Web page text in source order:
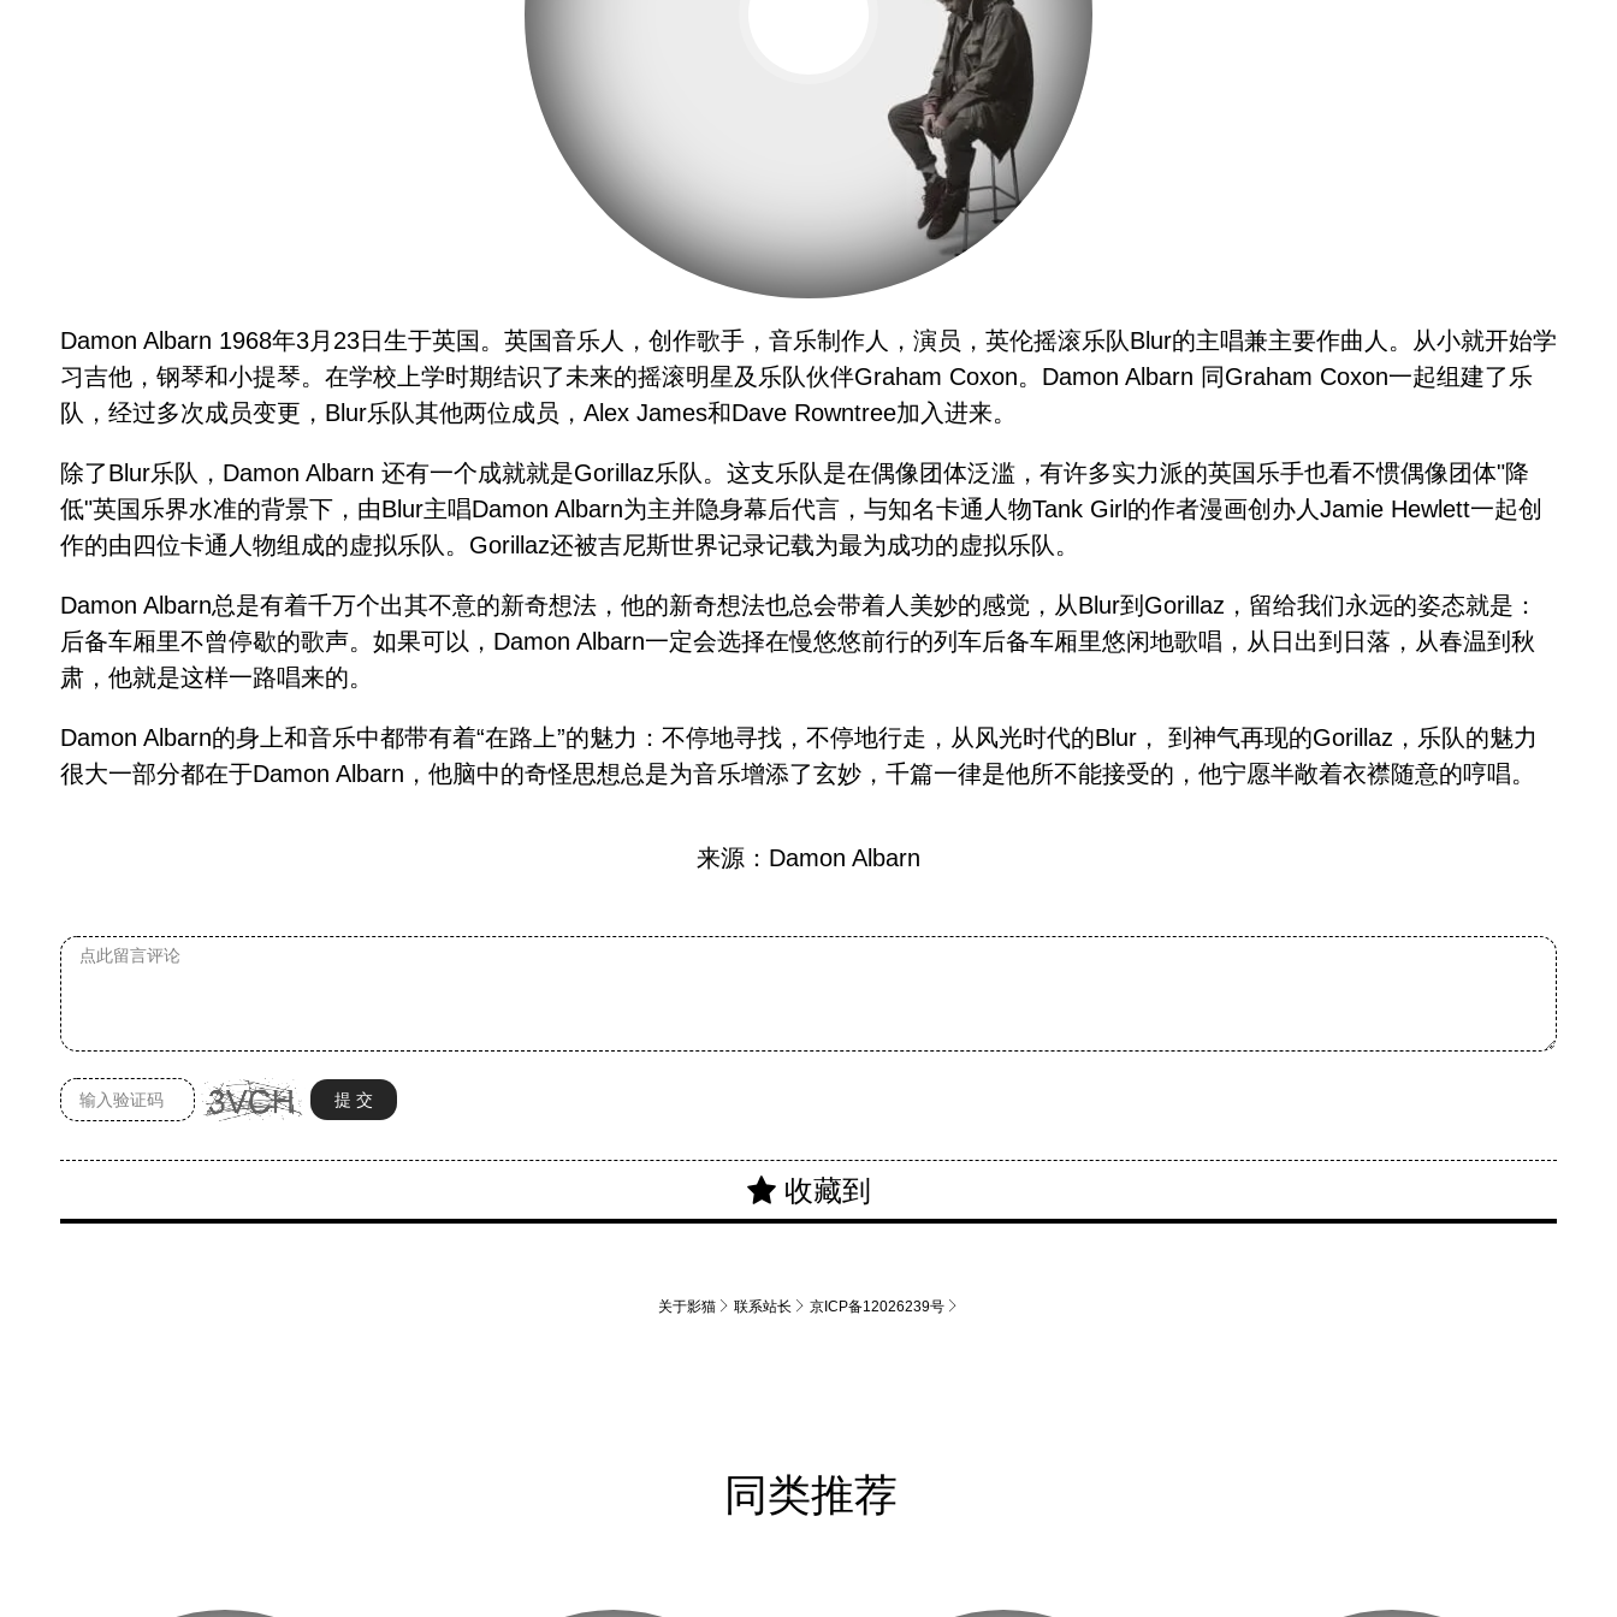
Damon Albarn 1968年3月23日生于英国。英国音乐人，创作歌手，音乐制作人，演员，英伦摇滚乐队Blur的主唱兼主要作曲人。从小就开始学
习吉他，钢琴和小提琴。在学校上学时期结识了未来的摇滚明星及乐队伙伴Graham Coxon。Damon Albarn 同Graham Coxon一起组建了乐
队，经过多次成员变更，Blur乐队其他两位成员，Alex James和Dave Rowntree加入进来。
除了Blur乐队，Damon Albarn 还有一个成就就是Gorillaz乐队。这支乐队是在偶像团体泛滥，有许多实力派的英国乐手也看不惯偶像团体"降
低"英国乐界水准的背景下，由Blur主唱Damon Albarn为主并隐身幕后代言，与知名卡通人物Tank Girl的作者漫画创办人Jamie Hewlett一起创
作的由四位卡通人物组成的虚拟乐队。Gorillaz还被吉尼斯世界记录记载为最为成功的虚拟乐队。
Damon Albarn总是有着千万个出其不意的新奇想法，他的新奇想法也总会带着人美妙的感觉，从Blur到Gorillaz，留给我们永远的姿态就是：
后备车厢里不曾停歇的歌声。如果可以，Damon Albarn一定会选择在慢悠悠前行的列车后备车厢里悠闲地歌唱，从日出到日落，从春温到秋
肃，他就是这样一路唱来的。
Damon Albarn的身上和音乐中都带有着“在路上”的魅力：不停地寻找，不停地行走，从风光时代的Blur， 到神气再现的Gorillaz，乐队的魅力
很大一部分都在于Damon Albarn，他脑中的奇怪思想总是为音乐增添了玄妙，千篇一律是他所不能接受的，他宁愿半敞着衣襟随意的哼唱。
来源：Damon Albarn
关于影猫 联系站长 京ICP备12026239号
同类推荐